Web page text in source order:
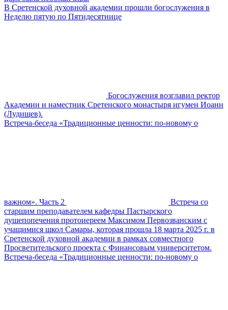
В Сретенской духовной академии прошли богослужения в
Неделю пятую по Пятидесятнице
Богослужения возглавил ректор
Академии и наместник Сретенского монастыря игумен Иоанн
(Лудищев).
Встреча-беседа «Традиционные ценности: по-новому о
важном». Часть 2
Встреча со
старшим преподавателем кафедры Пастырского
душепопечения протоиереем Максимом Первозванским с
учащимися школ Самары, которая прошла 18 марта 2025 г. в
Сретенской духовной академии в рамках совместного
Просветительского проекта с Финансовым университетом.
Встреча-беседа «Традиционные ценности: по-новому о